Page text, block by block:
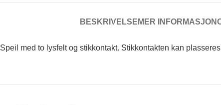
BESKRIVELSE MER INFORMASJON
Speil med to lysfelt og stikkontakt. Stikkontakten kan